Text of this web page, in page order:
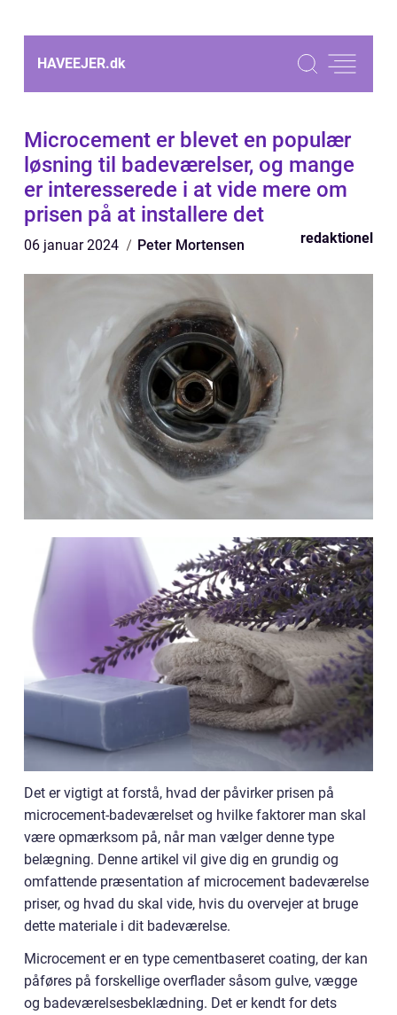
HAVEEJER.dk
Microcement er blevet en populær
løsning til badeværelser, og mange
er interesserede i at vide mere om
prisen på at installere det
06 januar 2024 Peter Mortensen redaktionel
Det er vigtigt at forstå, hvad der påvirker prisen på
microcement-badeværelset og hvilke faktorer man skal
være opmærksom på, når man vælger denne type
belægning. Denne artikel vil give dig en grundig og
omfattende præsentation af microcement badeværelse
priser, og hvad du skal vide, hvis du overvejer at bruge
dette materiale i dit badeværelse.
Microcement er en type cementbaseret coating, der kan
påføres på forskellige overflader såsom gulve, vægge
og badeværelsesbeklædning. Det er kendt for dets